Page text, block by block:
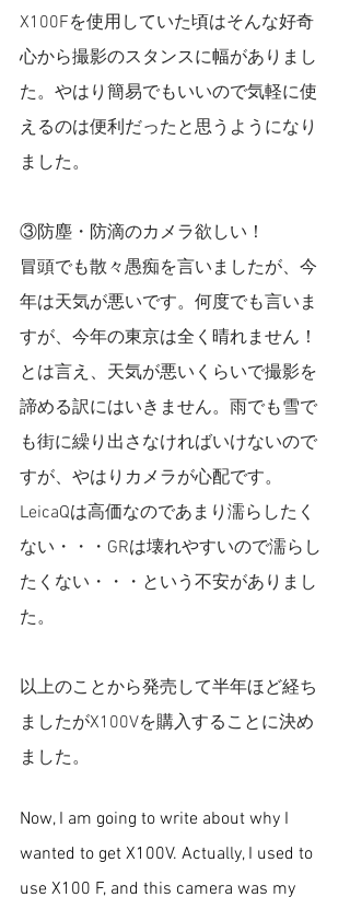
X100Fを使用していた頃はそんな好奇
心から撮影のスタンスに幅がありまし
た。やはり簡易でもいいので気軽に使
えるのは便利だったと思うようになり
ました。
③防塵・防滴のカメラ欲しい！
冒頭でも散々愚痴を言いましたが、今
年は天気が悪いです。何度でも言いま
すが、今年の東京は全く晴れません！
とは言え、天気が悪いくらいで撮影を
諦める訳にはいきません。雨でも雪で
も街に繰り出さなければいけないので
すが、やはりカメラが心配です。
LeicaQは高価なのであまり濡らしたく
ない・・・GRは壊れやすいので濡らし
たくない・・・という不安がありまし
た。
以上のことから発売して半年ほど経ち
ましたがX100Vを購入することに決め
ました。
Now, I am going to write about why I
wanted to get X100V. Actually, I used to
use X100 F, and this camera was my